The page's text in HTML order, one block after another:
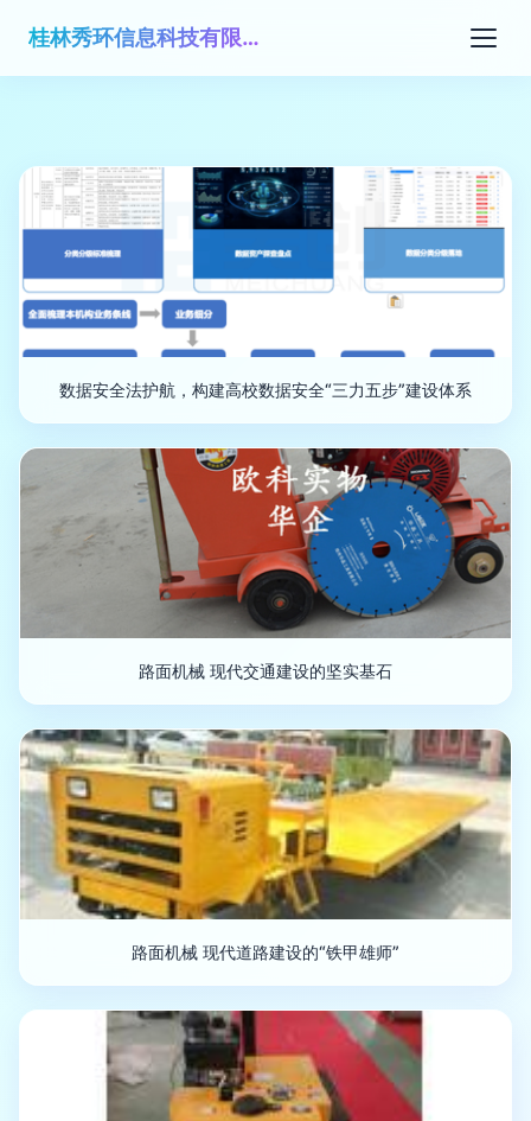
桂林秀环信息科技有限公司
数据安全法护航，构建高校数据安全“三力五步”建设体系
路面机械 现代交通建设的坚实基石
路面机械 现代道路建设的“铁甲雄师”